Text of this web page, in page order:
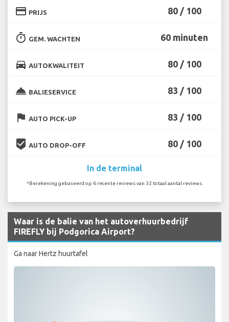
credit_card PRIJS 80 / 100
timer GEM. WACHTEN 60 minuten
directions_car AUTOKWALITEIT 80 / 100
room_service BALIESERVICE 83 / 100
flag AUTO PICK-UP 83 / 100
beenhere AUTO DROP-OFF 80 / 100
In de terminal
*Berekening gebaseerd op 6 recente reviews van 32 totaal aantal reviews.
Waar is de balie van het autoverhuurbedrijf
FIREFLY bij Podgorica Airport?
Ga naar Hertz huurtafel